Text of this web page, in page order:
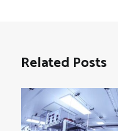
Related Posts